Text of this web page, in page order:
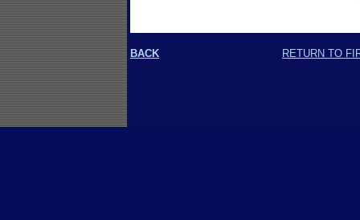
BACK RETURN TO